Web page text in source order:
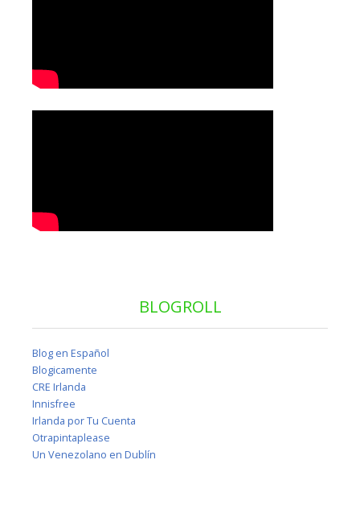
BLOGROLL
Blog en Español
Blogicamente
CRE Irlanda
Innisfree
Irlanda por Tu Cuenta
Otrapintaplease
Un Venezolano en Dublín